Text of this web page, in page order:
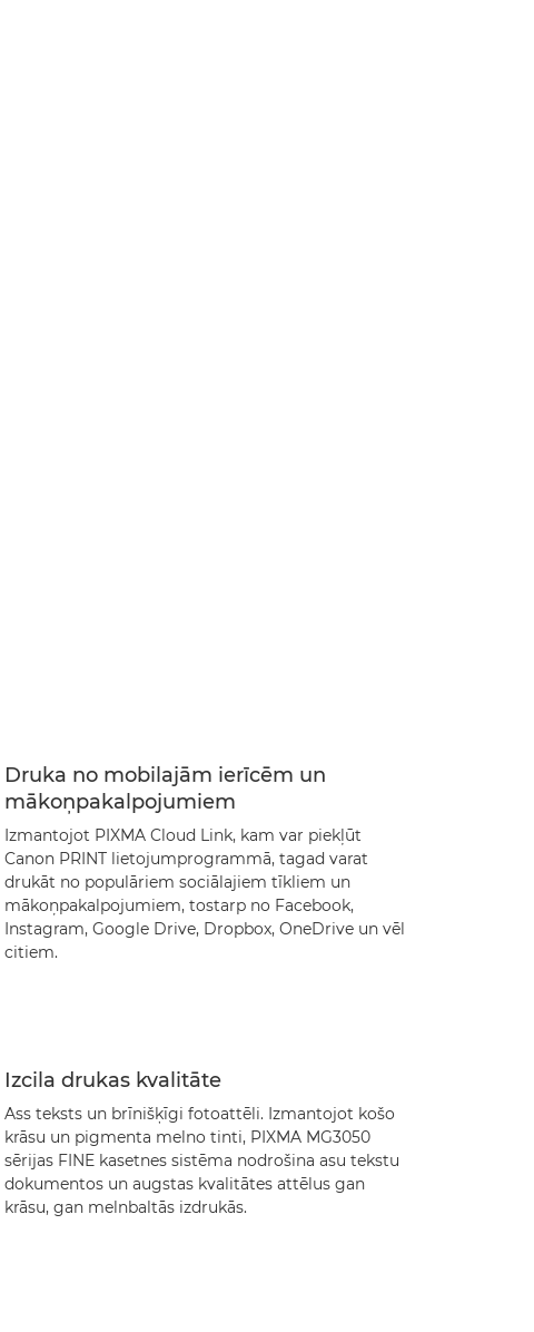
Druka no mobilajām ierīcēm un
mākoņpakalpojumiem
Izmantojot PIXMA Cloud Link, kam var piekļūt
Canon PRINT lietojumprogrammā, tagad varat
drukāt no populāriem sociālajiem tīkliem un
mākoņpakalpojumiem, tostarp no Facebook,
Instagram, Google Drive, Dropbox, OneDrive un vēl
citiem.
Izcila drukas kvalitāte
Ass teksts un brīnišķīgi fotoattēli. Izmantojot košo
krāsu un pigmenta melno tinti, PIXMA MG3050
sērijas FINE kasetnes sistēma nodrošina asu tekstu
dokumentos un augstas kvalitātes attēlus gan
krāsu, gan melnbaltās izdrukās.